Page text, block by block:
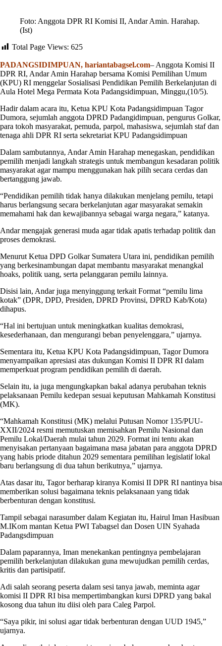
Foto: Anggota DPR RI Komisi II, Andar Amin. Harahap.
(Ist)
Total Page Views: 625
PADANGSIDIMPUAN, hariantabagsel.com– Anggota Komisi II
DPR RI, Andar Amin Harahap bersama Komisi Pemilihan Umum
(KPU) RI menggelar Sosialisasi Pendidikan Pemilih Berkelanjutan di
Aula Hotel Mega Permata Kota Padangsidimpuan, Minggu,(10/5).
Hadir dalam acara itu, Ketua KPU Kota Padangsidimpuan Tagor
Dumora, sejumlah anggota DPRD Padangidimpuan, pengurus Golkar,
para tokoh masyarakat, pemuda, parpol, mahasiswa, sejumlah staf dan
tenaga ahli DPR RI serta sekretariat KPU Padangsidimpuan
Dalam sambutannya, Andar Amin Harahap menegaskan, pendidikan
pemilih menjadi langkah strategis untuk membangun kesadaran politik
masyarakat agar mampu menggunakan hak pilih secara cerdas dan
bertanggung jawab.
“Pendidikan pemilih tidak hanya dilakukan menjelang pemilu, tetapi
harus berlangsung secara berkelanjutan agar masyarakat semakin
memahami hak dan kewajibannya sebagai warga negara,” katanya.
Andar mengajak generasi muda agar tidak apatis terhadap politik dan
proses demokrasi.
Menurut Ketua DPD Golkar Sumatera Utara ini, pendidikan pemilih
yang berkesinambungan dapat membantu masyarakat menangkal
hoaks, politik uang, serta pelanggaran pemilu lainnya.
Disisi lain, Andar juga menyinggung terkait Format “pemilu lima
kotak” (DPR, DPD, Presiden, DPRD Provinsi, DPRD Kab/Kota)
dihapus.
“Hal ini bertujuan untuk meningkatkan kualitas demokrasi,
kesederhanaan, dan mengurangi beban penyelenggara,” ujarnya.
Sementara itu, Ketua KPU Kota Padangsidimpuan, Tagor Dumora
menyampaikan apresiasi atas dukungan Komisi II DPR RI dalam
memperkuat program pendidikan pemilih di daerah.
Selain itu, ia juga mengungkapkan bakal adanya perubahan teknis
pelaksanaan Pemilu kedepan sesuai keputusan Mahkamah Konstitusi
(MK).
“Mahkamah Konstitusi (MK) melalui Putusan Nomor 135/PUU-
XXII/2024 resmi memutuskan memisahkan Pemilu Nasional dan
Pemilu Lokal/Daerah mulai tahun 2029. Format ini tentu akan
menyisakan pertanyaan bagaimana masa jabatan para anggota DPRD
yang habis priode ditahun 2029 sementara pemilihan legislatif lokal
baru berlangsung di dua tahun berikutnya,” ujarnya.
Atas dasar itu, Tagor berharap kiranya Komisi II DPR RI nantinya bisa
memberikan solusi bagaimana teknis pelaksanaan yang tidak
berbenturan dengan konstitusi.
Tampil sebagai narasumber dalam Kegiatan itu, Hairul Iman Hasibuan
M.IKom mantan Ketua PWI Tabagsel dan Dosen UIN Syahada
Padangsdimpuan
Dalam paparannya, Iman menekankan pentingnya pembelajaran
pemilih berkelanjutan dilakukan guna mewujudkan pemilih cerdas,
kritis dan partisipatif.
Adi salah seorang peserta dalam sesi tanya jawab, meminta agar
komisi II DPR RI bisa mempertimbangkan kursi DPRD yang bakal
kosong dua tahun itu diisi oleh para Caleg Parpol.
“Saya pikir, ini solusi agar tidak berbenturan dengan UUD 1945,”
ujarnya.